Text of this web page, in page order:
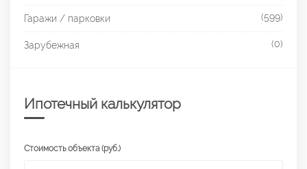
Гаражи / парковки (599)
Зарубежная (0)
Ипотечный калькулятор
Стоимость объекта (руб.)